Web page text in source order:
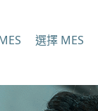
選擇 MES